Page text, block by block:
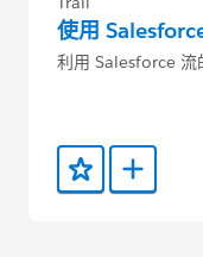
使用
利用 Salesforce 流
添加到收藏夹
添加到